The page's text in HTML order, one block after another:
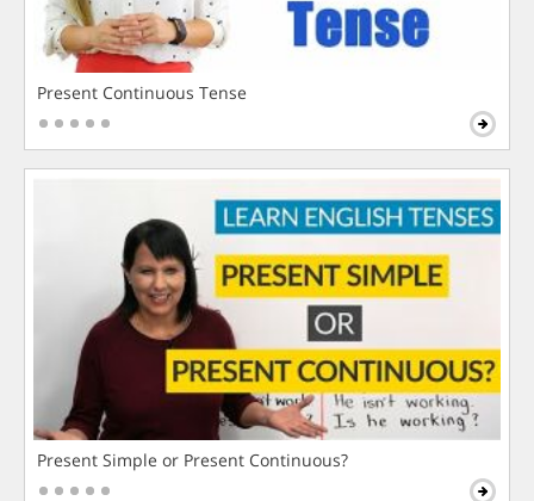
Present Continuous Tense
Present Simple or Present Continuous?